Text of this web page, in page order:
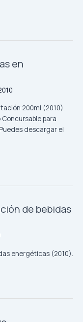
en
200ml (2010).
para
descargar el
de bebidas
energéticas (2010).